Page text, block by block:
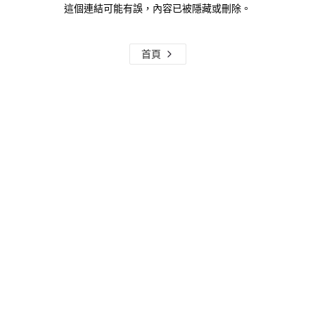
這個連結可能有誤，內容已被隱藏或刪除。
首頁